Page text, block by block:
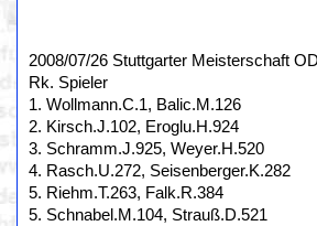
2008/07/26 Stuttgarter Meisterschaft
Rk. Spieler
1. Wollmann.C.1, Balic.M.126
2. Kirsch.J.102, Eroglu.H.924
3. Schramm.J.925, Weyer.H.520
4. Rasch.U.272, Seisenberger.K.282
5. Riehm.T.263, Falk.R.384
5. Schnabel.M.104, Strauß.D.521